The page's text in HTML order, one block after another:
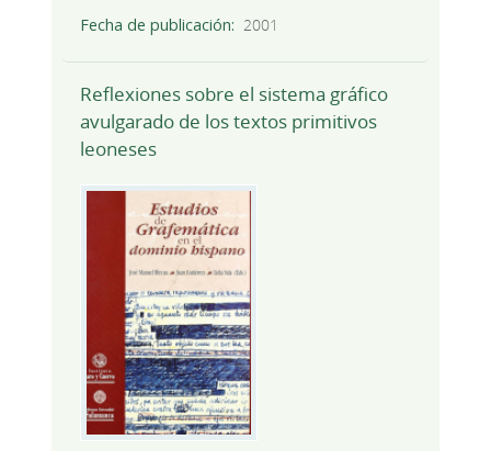
Fecha de publicación
2001
Reflexiones sobre el sistema gráfico
avulgarado de los textos primitivos
leoneses